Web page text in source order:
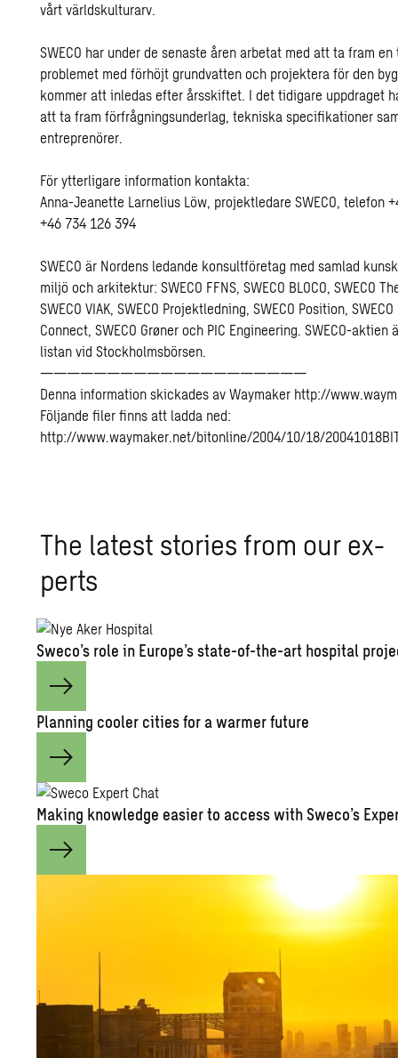
vårt världskulturarv.
SWECO har under de senaste åren arbetat med att ta fram
problemet med förhöjt grundvatten och projektera för den
kommer att inledas efter årsskiftet. I det tidigare uppdraget
att ta fram förfrågningsunderlag, tekniska specifikationer
entreprenörer.
För ytterligare information kontakta:
Anna-Jeanette Larnelius Löw, projektledare SWECO, telefon
+46 734 126 394
SWECO är Nordens ledande konsultföretag med samlad
miljö och arkitektur: SWECO FFNS, SWECO BLOCO, SWECO
SWECO VIAK, SWECO Projektledning, SWECO Position,
Connect, SWECO Grøner och PIC Engineering. SWECO-aktien
listan vid Stockholmsbörsen.
————————————————————
Denna information skickades av Waymaker http://
Följande filer finns att ladda ned:
http://www.waymaker.net/bitonline/2004/10/18/
The lat­est sto­ries from our ex­
perts
Sweco’s role in Eu­rope’s state-of-the-art hos­pi­tal
Plan­ning cooler cities for a warmer fu­ture
Mak­ing knowl­edge eas­ier to ac­cess with Sweco’s